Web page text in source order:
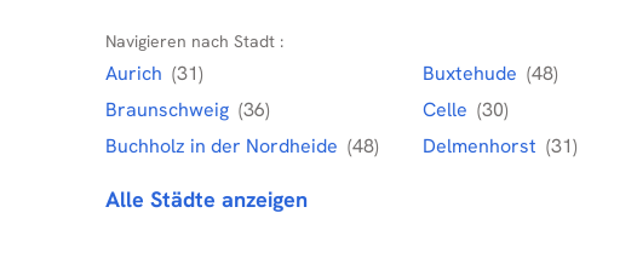
Navigieren nach Stadt :
Aurich (31)
Braunschweig (36)
Buchholz in der Nordheide (48)
Buxtehude (48)
Celle (30)
Delmenhorst (31)
Alle Städte anzeigen